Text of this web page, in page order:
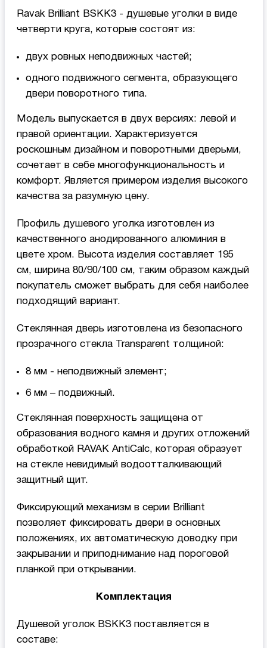
Ravak Brilliant BSKK3 - душевые уголки в виде
четверти круга, которые состоят из:
двух ровных неподвижных частей;
одного подвижного сегмента, образующего
двери поворотного типа.
Модель выпускается в двух версиях: левой и
правой ориентации. Характеризуется
роскошным дизайном и поворотными дверьми,
сочетает в себе многофункциональность и
комфорт. Является примером изделия высокого
качества за разумную цену.
Профиль душевого уголка изготовлен из
качественного анодированного алюминия в
цвете хром. Высота изделия составляет 195
см, ширина 80/90/100 см, таким образом каждый
покупатель сможет выбрать для себя наиболее
подходящий вариант.
Стеклянная дверь изготовлена из безопасного
прозрачного стекла Transparent толщиной:
8 мм - неподвижный элемент;
6 мм – подвижный.
Стеклянная поверхность защищена от
образования водного камня и других отложений
обработкой RAVAK AntiCalc, которая образует
на стекле невидимый водоотталкивающий
защитный щит.
Фиксирующий механизм в серии Brilliant
позволяет фиксировать двери в основных
положениях, их автоматическую доводку при
закрывании и приподнимание над пороговой
планкой при открывании.
Комплектация
Душевой уголок BSKK3 поставляется в
составе: